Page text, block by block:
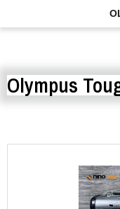
Olympus